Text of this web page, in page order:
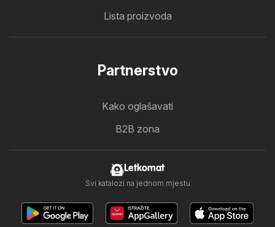
Lista proizvoda
Partnerstvo
Kako oglašavati
B2B zona
Letkomat
Svi katalozi na jednom mjestu